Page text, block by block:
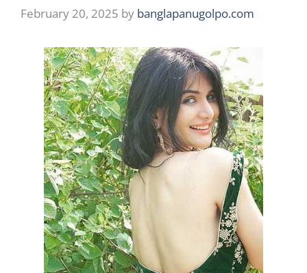
February 20, 2025 by banglapanugolpo.com